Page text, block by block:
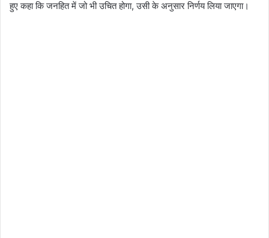
हुए कहा कि जनहित में जो भी उचित होगा, उसी के अनुसार निर्णय लिया जाएगा।